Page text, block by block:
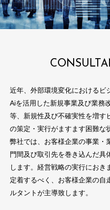
近年、外部環境変化におけるビ
Aiを活用した新規事業及び業務
等、新規性及び不確実性を増す
の策定・実行がますます困難な
弊社では、お客様企業の事業・
門間及び取引先を巻き込んだ
します。経営戦略の実行にお
定着するべく、お客様企業の自
ルタントが主導致します。